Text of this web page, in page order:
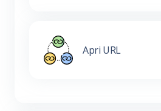
Apri URL